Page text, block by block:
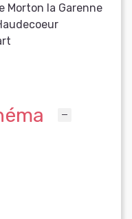
Morton la Garenne